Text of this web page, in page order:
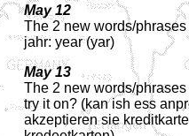
May 12
The 2 new words/
jahr: year (yar)
May 13
The 2 new words/
try it on? (kan ish ess
akzeptieren sie